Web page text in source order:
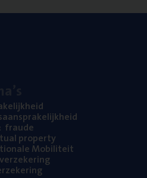
fraude
property
Mobiliteit